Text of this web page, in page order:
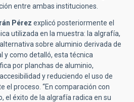
entre ambas instituciones.
Pérez explicó posteriormente el
utilizada en la muestra: la algrafía,
sobre aluminio derivada de
y como detalló, esta técnica
por planchas de aluminio,
y reduciendo el uso de
el proceso. “En comparación con
el éxito de la algrafía radica en su